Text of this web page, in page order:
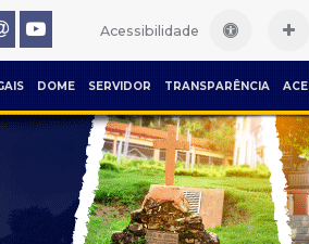
Acessibilidade
DOME SERVIDOR TRANSPARÊNCIA